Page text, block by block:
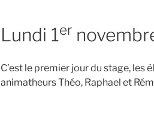
Lundi 1er
C’est le premier jour du stage, les
animatheurs Théo, Raphael et